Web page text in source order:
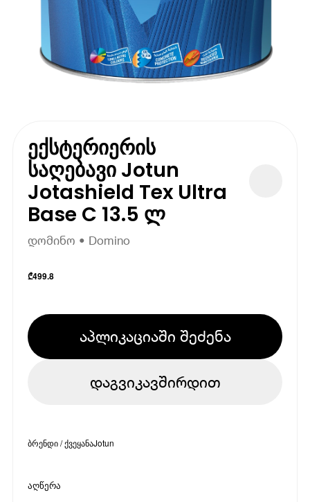
ექსტერიერის
საღებავი Jotun
Jotashield Tex Ultra
Base C 13.5 ლ
დომინო • Domino
₾499.8
აპლიკაციაში შეძენა
დაგვიკავშირდით
ბრენდი / ქვეყანაJotun
აღწერა